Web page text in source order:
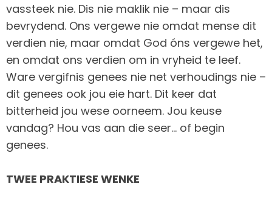
vassteek nie. Dis nie maklik nie – maar dis
bevrydend. Ons vergewe nie omdat mense dit
verdien nie, maar omdat God óns vergewe het,
en omdat ons verdien om in vryheid te leef.
Ware vergifnis genees nie net verhoudings nie –
dit genees ook jou eie hart. Dit keer dat
bitterheid jou wese oorneem. Jou keuse
vandag? Hou vas aan die seer… of begin
genees.
TWEE PRAKTIESE WENKE